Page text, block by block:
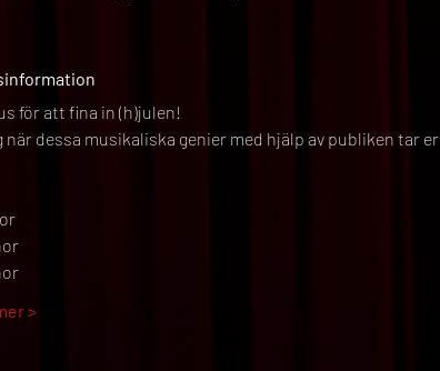
för att fina in (h)julen!
dessa musikaliska genier med hjälp av publiken tar er
>